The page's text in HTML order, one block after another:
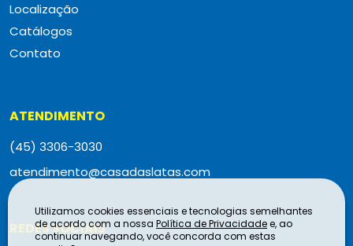
Localização
Catálogos
Contato
ATENDIMENTO
(45) 3306-3030
atendimento@casadaslatas.com
REDES SOCIAIS
Utilizamos cookies essenciais e tecnologias semelhantes
de acordo com a nossa Política de Privacidadee, ao
continuar navegando, você concorda com estas